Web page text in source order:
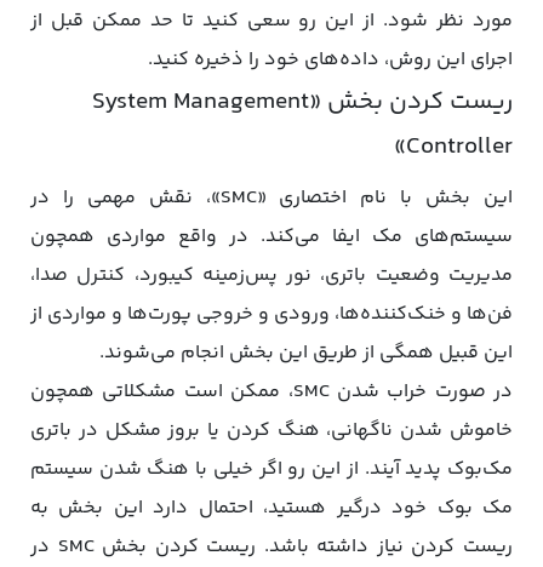
مورد نظر شود‌. از این رو سعی کنید تا حد ممکن قبل از
اجرای این روش، داده‌های خود را ذخیره کنید.
ریست کردن بخش «System Management
Controller»
این بخش با نام اختصاری «SMC»، نقش مهمی را در
سیستم‌های مک ایفا می‌کند. در واقع مواردی همچون
مدیریت وضعیت باتری، نور پس‌زمینه کیبورد، کنترل صدا،
فن‌ها و خنک‌کننده‌ها، ورودی و خروجی پورت‌ها و مواردی از
این قبیل همگی از طریق این بخش انجام می‌شوند.
در صورت خراب شدن SMC، ممکن است مشکلاتی همچون
خاموش شدن ناگهانی، هنگ کردن یا بروز مشکل در باتری
مک‌بوک پدید آیند. از این رو اگر خیلی با هنگ شدن سیستم
مک بوک خود درگیر هستید، احتمال دارد این بخش به
ریست کردن نیاز داشته باشد. ریست کردن بخش SMC در